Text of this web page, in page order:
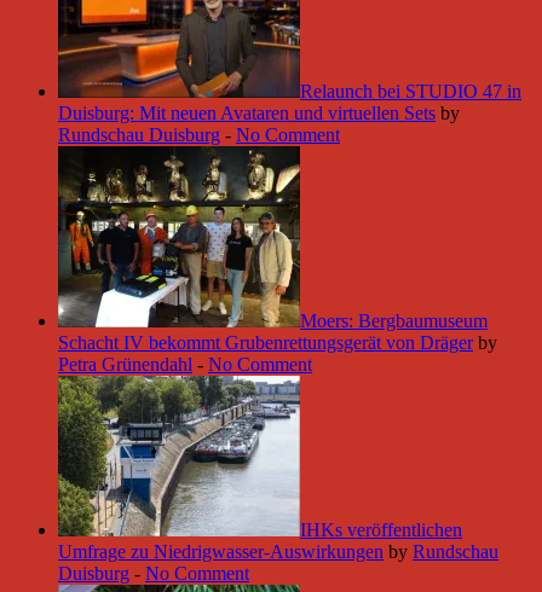
Relaunch bei STUDIO 47 in
Duisburg: Mit neuen Avataren und virtuellen Sets by
Rundschau Duisburg - No Comment
Moers: Bergbaumuseum
Schacht IV bekommt Grubenrettungsgerät von Dräger by
Petra Grünendahl - No Comment
IHKs veröffentlichen
Umfrage zu Niedrigwasser-Auswirkungen by Rundschau
Duisburg - No Comment